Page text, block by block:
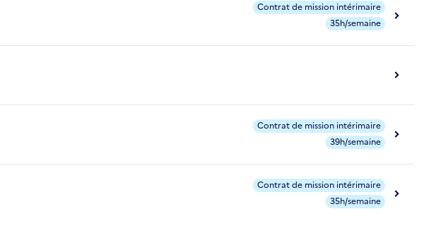
Contrat de mission intérimaire
35h/semaine
Contrat de mission intérimaire
39h/semaine
Contrat de mission intérimaire
35h/semaine